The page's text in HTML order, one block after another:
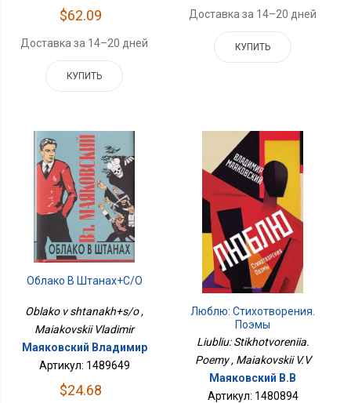
$62.09
Доставка за 14–20 дней
КУПИТЬ
Доставка за 14–20 дней
КУПИТЬ
Облако В Штанах+с/о
Oblako v shtanakh+s/o ,
Maiakovskii Vladimir
Маяковский Владимир
Артикул: 1489649
$24.68
Люблю: Стихотворения.
Поэмы
Liubliu: Stikhotvoreniia.
Poemy , Maiakovskii V.V
Маяковский В.В
Артикул: 1480894